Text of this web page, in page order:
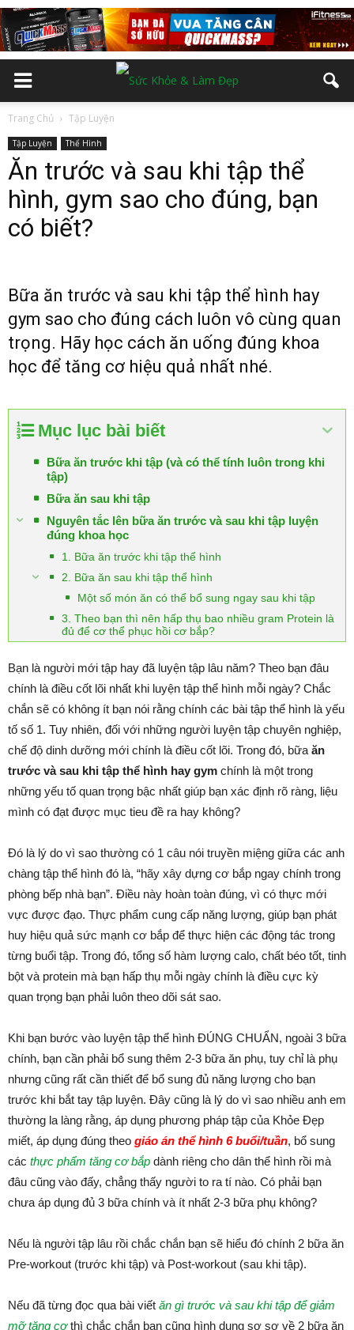
Trang Chủ Tập Luyện
Tập Luyện Thể Hình
Ăn trước và sau khi tập thể
hình, gym sao cho đúng, bạn
có biết?
Bữa ăn trước và sau khi tập thể hình hay
gym sao cho đúng cách luôn vô cùng quan
trọng. Hãy học cách ăn uống đúng khoa
học để tăng cơ hiệu quả nhất nhé.
Mục lục bài biết
Bữa ăn trước khi tập (và có thể tính luôn trong khi
tập)
Bữa ăn sau khi tập
Nguyên tắc lên bữa ăn trước và sau khi tập luyện
đúng khoa học
1. Bữa ăn trước khi tập thể hình
2. Bữa ăn sau khi tập thể hình
Một số món ăn có thể bổ sung ngay sau khi tập
3. Theo bạn thì nên hấp thụ bao nhiều gram Protein là
đủ để cơ thể phục hồi cơ bắp?
Bạn là người mới tập hay đã luyện tập lâu năm? Theo bạn đâu
chính là điều cốt lõi nhất khi luyện tập thể hình mỗi ngày? Chắc
chắn sẽ có không ít bạn nói rằng chính các bài tập thể hình là yếu
tố số 1. Tuy nhiên, đối với những người luyện tập chuyên nghiệp,
chế độ dinh dưỡng mới chính là điều cốt lõi. Trong đó, bữa ăn
trước và sau khi tập thể hình hay gym chính là một trong
những yếu tố quan trọng bậc nhất giúp bạn xác định rõ ràng, liệu
mình có đạt được mục tieu đề ra hay không?
Đó là lý do vì sao thường có 1 câu nói truyền miệng giữa các anh
chàng tập thể hình đó là, “hãy xây dựng cơ bắp ngay chính trong
phòng bếp nhà bạn”. Điều này hoàn toàn đúng, vì có thực mới
vực được đạo. Thực phẩm cung cấp năng lượng, giúp bạn phát
huy hiệu quả sức mạnh cơ bắp để thực hiện các động tác trong
từng buổi tập. Trong đó, tổng số hàm lượng calo, chất béo tốt, tinh
bột và protein mà bạn hấp thụ mỗi ngày chính là điều cực kỳ
quan trọng bạn phải luôn theo dõi sát sao.
Khi bạn bước vào luyện tập thể hình ĐÚNG CHUẨN, ngoài 3 bữa
chính, bạn cần phải bổ sung thêm 2-3 bữa ăn phụ, tuy chỉ là phụ
nhưng cũng rất cần thiết để bổ sung đủ năng lượng cho bạn
trước khi bắt tay tập luyện. Đây cũng là lý do vì sao nhiều anh em
thường la làng rằng, áp dụng phương pháp tập của Khỏe Đẹp
miết, áp dụng đúng theo giáo án thể hình 6 buổi/tuần, bổ sung
các thực phẩm tăng cơ bắp dành riêng cho dân thể hình rồi mà
đâu cũng vào đấy, chẳng thấy người to ra tí nào. Có phải bạn
chưa áp dụng đủ 3 bữa chính và ít nhất 2-3 bữa phụ không?
Nếu là người tập lâu rồi chắc chắn bạn sẽ hiểu đó chính 2 bữa ăn
Pre-workout (trước khi tập) và Post-workout (sau khi tập).
Nếu đã từng đọc qua bài viết ăn gì trước và sau khi tập để giảm
mỡ tăng cơthì chắc chắn bạn cũng hình dung sơ sơ về 2 bữa ăn